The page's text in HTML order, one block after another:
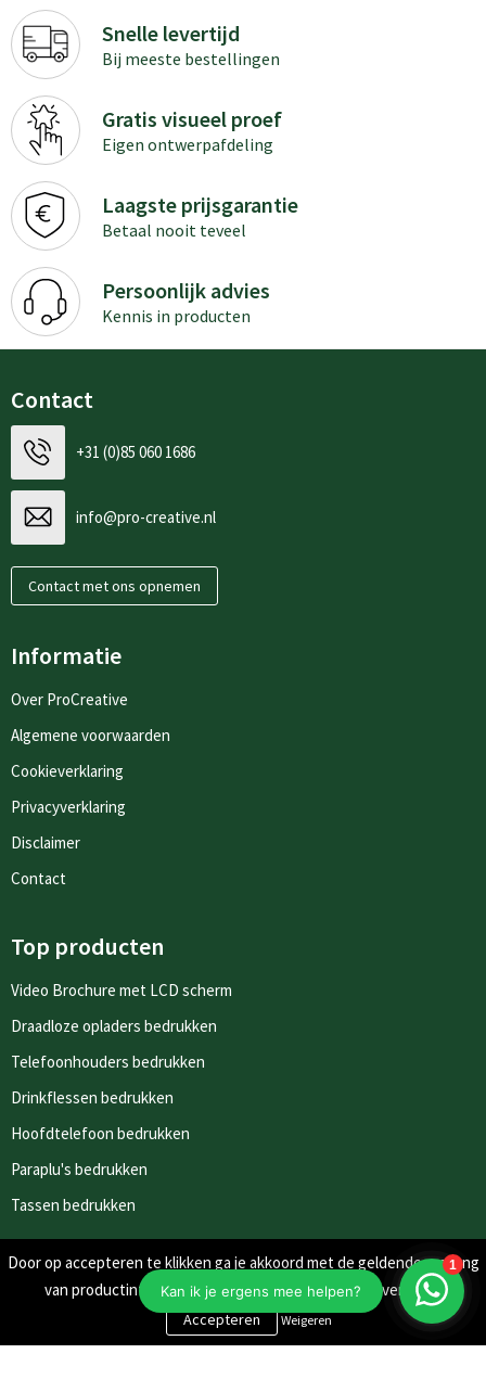
Snelle levertijd
Bij meeste bestellingen
Gratis visueel proef
Eigen ontwerpafdeling
Laagste prijsgarantie
Betaal nooit teveel
Persoonlijk advies
Kennis in producten
Contact
+31 (0)85 060 1686
info@pro-creative.nl
Contact met ons opnemen
Informatie
Over ProCreative
Algemene voorwaarden
Cookieverklaring
Privacyverklaring
Disclaimer
Contact
Top producten
Video Brochure met LCD scherm
Draadloze opladers bedrukken
Telefoonhouders bedrukken
Drinkflessen bedrukken
Hoofdtelefoon bedrukken
Paraplu's bedrukken
Tassen bedrukken
Nieuwsbrieven
Schrijf je in voor onze nieuwsbrief en mis nooit meer één van
onze leuke aanbiedingen of updates.
Door op accepteren te klikken ga je akkoord met de geldende omgang
van productinformatie zoals op de website wordt vermeld.
Weigeren